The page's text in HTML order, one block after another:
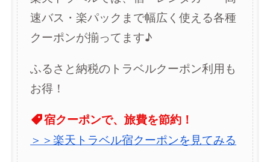
速バス・楽パックまで幅広く使える各種
クーポンが揃ってます♪
ふるさと納税のトラベルクーポン利用も
お得！
宿クーポンで、旅費を節約！
＞＞楽天トラベル宿クーポンを見てみる